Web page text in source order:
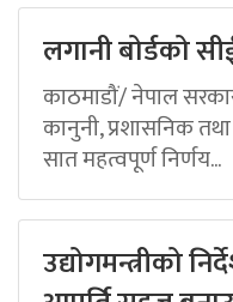
लगानी बोर्डको
काठमाडौं/ नेपाल
कानुनी, प्रशासनिक
सात महत्वपूर्ण निर्णय...
उद्योगमन्त्रीको